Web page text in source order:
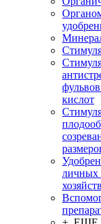
кислот
личных
хозяйств